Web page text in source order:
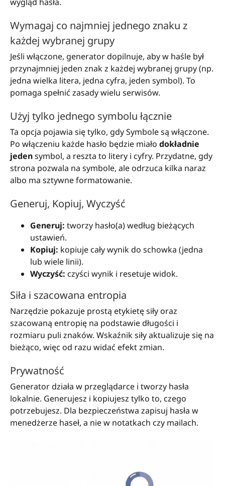
Wymagaj co najmniej jednego znaku z
każdej wybranej grupy
Jeśli włączone, generator dopilnuje, aby w haśle był
przynajmniej jeden znak z każdej wybranej grupy (np.
jedna wielka litera, jedna cyfra, jeden symbol). To
pomaga spełnić zasady wielu serwisów.
Użyj tylko jednego symbolu łącznie
Ta opcja pojawia się tylko, gdy Symbole są włączone.
Po włączeniu każde hasło będzie miało dokładnie
jedensymbol, a reszta to litery i cyfry. Przydatne, gdy
strona pozwala na symbole, ale odrzuca kilka naraz
albo ma sztywne formatowanie.
Generuj, Kopiuj, Wyczyść
Generuj: tworzy hasło(a) według bieżących
ustawień.
Kopiuj: kopiuje cały wynik do schowka (jedna
lub wiele linii).
Wyczyść: czyści wynik i resetuje widok.
Siła i szacowana entropia
Narzędzie pokazuje prostą etykietę siły oraz
szacowaną entropię na podstawie długości i
rozmiaru puli znaków. Wskaźnik siły aktualizuje się na
bieżąco, więc od razu widać efekt zmian.
Prywatność
Generator działa w przeglądarce i tworzy hasła
lokalnie. Generujesz i kopiujesz tylko to, czego
potrzebujesz. Dla bezpieczeństwa zapisuj hasła w
menedżerze haseł, a nie w notatkach czy mailach.